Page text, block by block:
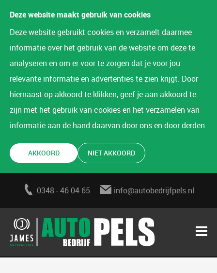
Deze website maakt gebruik van cookies
Deze website gebruikt cookies en verzamelt daarmee
informatie over het gebruik van de website om deze te
analyseren en om er voor te zorgen dat je voor jou
relevante informatie en advertenties te zien krijgt. Door
hiernaast op akkoord te klikken, geef je aan akkoord te
zijn met het gebruik van cookies en het verzamelen van
informatie aan de hand daarvan door ons en door derden.
AKKOORD NIET AKKOORD
0348 - 46 04 65 info@autobedrijfpels.nl